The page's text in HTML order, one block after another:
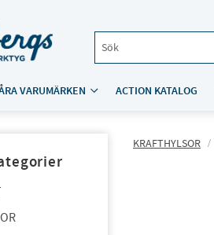
VARUMÄRKEN ACTION KATALOG
KRAFTHYLSOR